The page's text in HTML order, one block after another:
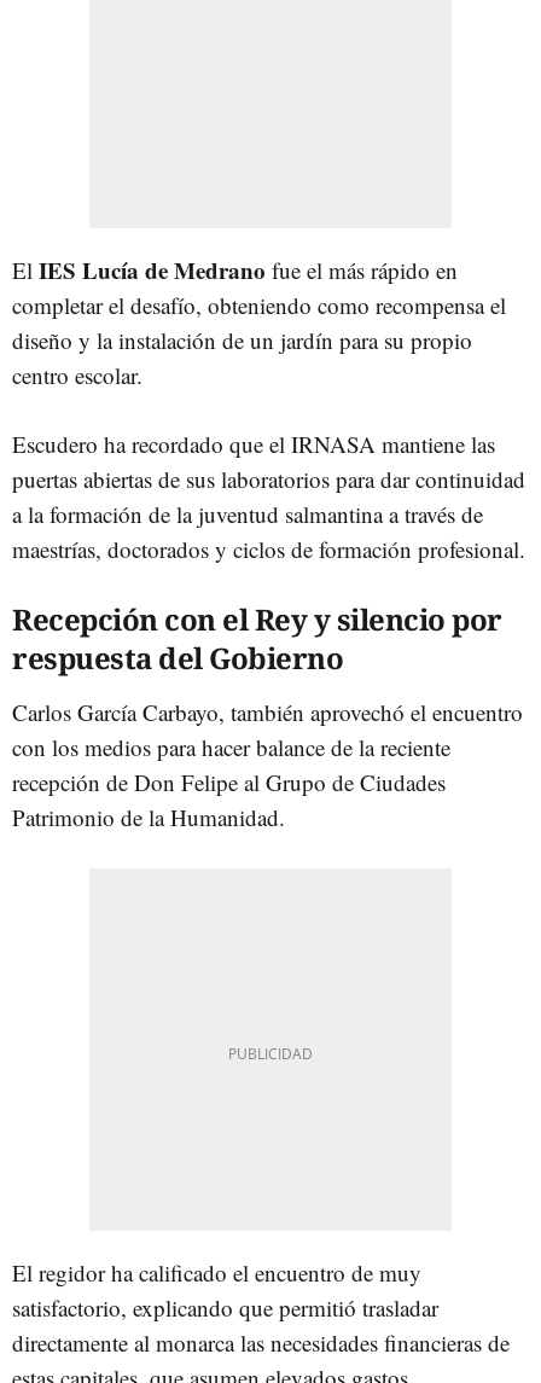
El IES Lucía de Medrano fue el más rápido en
completar el desafío, obteniendo como recompensa el
diseño y la instalación de un jardín para su propio
centro escolar.
Escudero ha recordado que el IRNASA mantiene las
puertas abiertas de sus laboratorios para dar continuidad
a la formación de la juventud salmantina a través de
maestrías, doctorados y ciclos de formación profesional.
Recepción con el Rey y silencio por
respuesta del Gobierno
Carlos García Carbayo, también aprovechó el encuentro
con los medios para hacer balance de la reciente
recepción de Don Felipe al Grupo de Ciudades
Patrimonio de la Humanidad.
El regidor ha calificado el encuentro de muy
satisfactorio, explicando que permitió trasladar
directamente al monarca las necesidades financieras de